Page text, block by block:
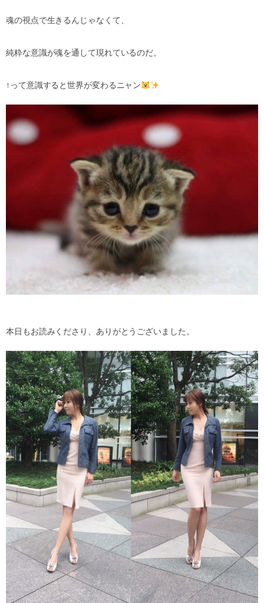
魂の視点で生きるんじゃなくて、
純粋な意識が魂を通して現れているのだ。
↑って意識すると世界が変わるニャン
本日もお読みくださり、ありがとうございました。